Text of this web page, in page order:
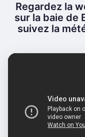
Regardez la
sur la baie de
suivez la